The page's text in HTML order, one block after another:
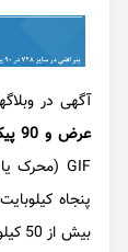
آگهی در
عرض و 90 پیکسل طول